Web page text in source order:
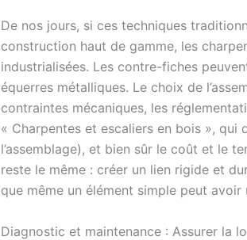
De nos jours, si ces techniques
construction haut de gamme, les
industrialisées. Les contre-fiches
équerres métalliques. Le choix de
contraintes mécaniques, les
« Charpentes et escaliers en bois », qui
l’assemblage), et bien sûr le coût et le
reste le même : créer un lien rigide et
que même un élément simple peut
Diagnostic et maintenance : Assurer la